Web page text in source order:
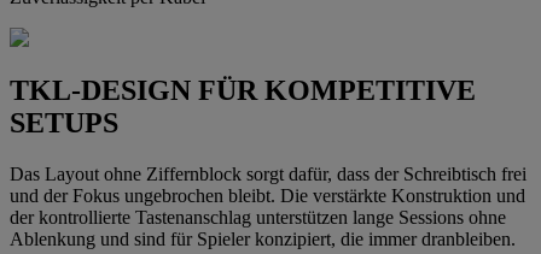
TKL-DESIGN FÜR KOMPETITIVE
SETUPS
Das Layout ohne Ziffernblock sorgt dafür, dass der Schreibtisch frei
und der Fokus ungebrochen bleibt. Die verstärkte Konstruktion und
der kontrollierte Tastenanschlag unterstützen lange Sessions ohne
Ablenkung und sind für Spieler konzipiert, die immer dranbleiben.